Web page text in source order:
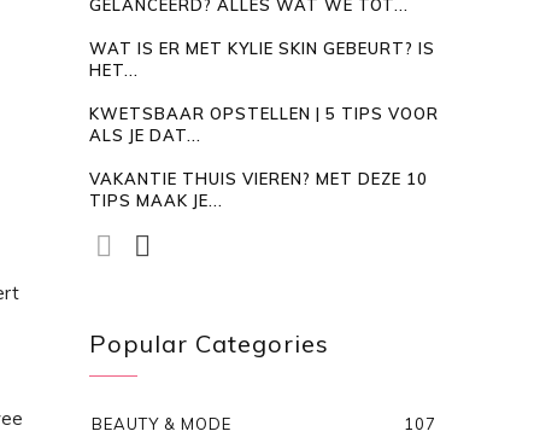
GELANCEERD? ALLES WAT WE TOT...
WAT IS ER MET KYLIE SKIN GEBEURT? IS
HET...
KWETSBAAR OPSTELLEN | 5 TIPS VOOR
ALS JE DAT...
VAKANTIE THUIS VIEREN? MET DEZE 10
TIPS MAAK JE...
Popular Categories
BEAUTY & MODE
107